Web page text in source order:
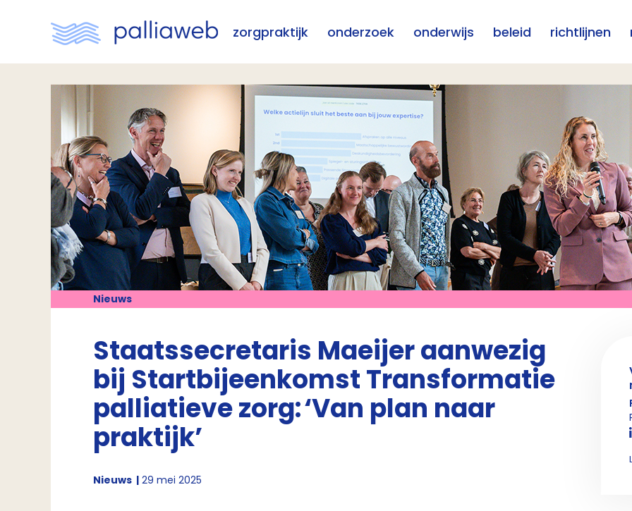
zorgpraktijk onderzoek onderwijs beleid richtlijnen
Nieuws
Staatssecretaris Maeijer aanwezig
bij Startbijeenkomst Transformatie
palliatieve zorg: ‘Van plan naar
praktijk’
Nieuws 29 mei 2025